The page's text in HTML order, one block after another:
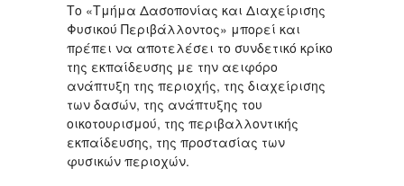
Το «Τμήμα Δασοπονίας και Διαχείρισης
Φυσικού Περιβάλλοντος» μπορεί και
πρέπει να αποτελέσει το συνδετικό κρίκο
της εκπαίδευσης με την αειφόρο
ανάπτυξη της περιοχής, της διαχείρισης
των δασών, της ανάπτυξης του
οικοτουρισμού, της περιβαλλοντικής
εκπαίδευσης, της προστασίας των
φυσικών περιοχών.